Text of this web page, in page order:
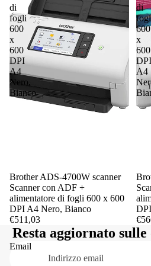
di
fogli
600
x
600
DPI
A4
Nero,
Bianco
Brother ADS-4700W scanner
Scanner con ADF +
alimentatore di fogli 600 x 600
DPI A4 Nero, Bianco
€511,03
di
600
x
600
DPI
A4
Resta aggiornato
Email